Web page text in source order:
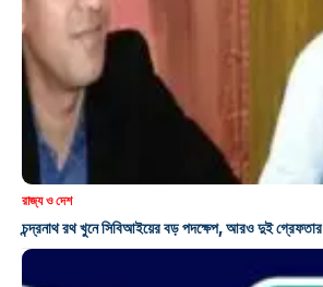
রাজ্য ও দেশ
চন্দ্রনাথ রথ খুনে সিবিআইয়ের বড় পদক্ষেপ, আরও দুই গ্রেফতার